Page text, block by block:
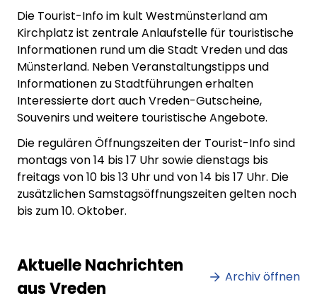
Die Tourist-Info im kult Westmünsterland am
Kirchplatz ist zentrale Anlaufstelle für touristische
Informationen rund um die Stadt Vreden und das
Münsterland. Neben Veranstaltungstipps und
Informationen zu Stadtführungen erhalten
Interessierte dort auch Vreden-Gutscheine,
Souvenirs und weitere touristische Angebote.
Die regulären Öffnungszeiten der Tourist-Info sind
montags von 14 bis 17 Uhr sowie dienstags bis
freitags von 10 bis 13 Uhr und von 14 bis 17 Uhr. Die
zusätzlichen Samstagsöffnungszeiten gelten noch
bis zum 10. Oktober.
Aktuelle Nachrichten
aus Vreden
Archiv öffnen
Lorem ipsum Lorem ipsum